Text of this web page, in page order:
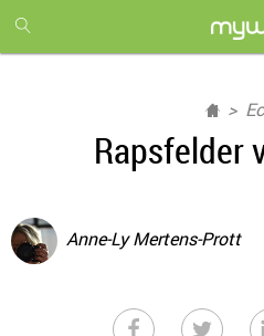
month
free
Rapsfelder
Anne-Ly Mertens-Prott